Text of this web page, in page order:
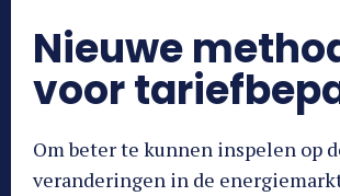
Nieuwe
voor
Om beter te kunnen inspelen op
veranderingen in de